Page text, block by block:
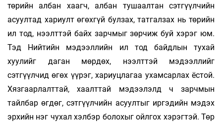
төрийн албан хаагч, албан тушаалтан сэтгүүлчийн
асуултад хариулт өгөхгүй булзах, татгалзах нь төрийн
ил тод, нээлттэй байх зарчмыг зөрчиж буй хэрэг юм.
Тэд Нийтийн мэдээллийн ил тод байдлын тухай
хуулийг даган мөрдөх, нээлттэй мэдээллийг
сэтгүүлчид өгөх үүрэг, хариуцлагаа ухамсарлах ёстой.
Хязгаарлалттай, хаалттай мэдээлэлд ч зарчмын
тайлбар өгдөг, сэтгүүлчийн асуултыг иргэдийн мэдэх
эрхийн нэг чухал хэлбэр болохыг ойлгох хэрэгтэй. Төр